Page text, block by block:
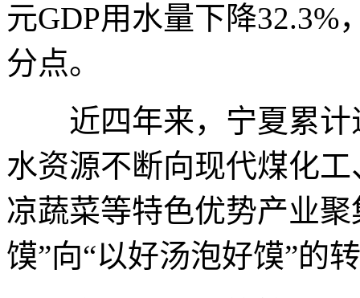
元GDP用水量下降32.3%
分点。
近四年来，宁夏累计
水资源不断向现代煤化
凉蔬菜等特色优势产业
馍”向“以好汤泡好馍”的